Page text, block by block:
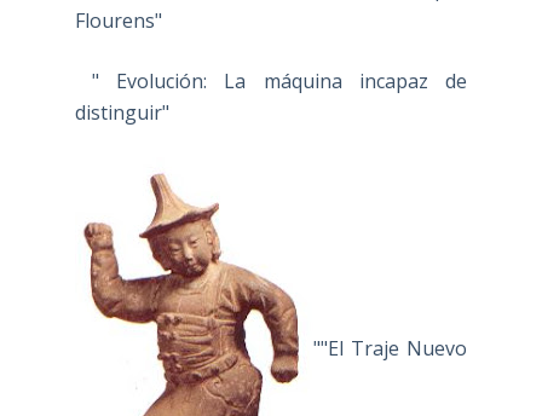
Flourens"
" Evolución: La máquina incapaz de
distinguir"
""El Traje Nuevo